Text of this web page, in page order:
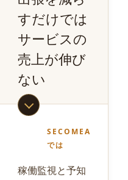
すだけでは
サービスの
売上が伸び
ない
SECOMEA
では
稼働監視と予知